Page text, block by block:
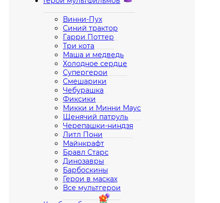
Винни-Пух
Синий трактор
Гарри Поттер
Три кота
Маша и медведь
Холодное сердце
Супергерои
Смешарики
Чебурашка
Фиксики
Микки и Минни Маус
Щенячий патруль
Черепашки-ниндзя
Литл Пони
Майнкрафт
Бравл Старс
Динозавры
Барбоскины
Герои в масках
Все мультгерои